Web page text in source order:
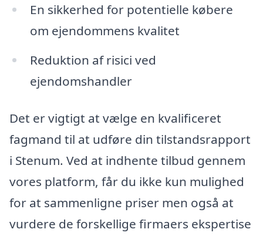
En sikkerhed for potentielle købere
om ejendommens kvalitet
Reduktion af risici ved
ejendomshandler
Det er vigtigt at vælge en kvalificeret
fagmand til at udføre din tilstandsrapport
i Stenum. Ved at indhente tilbud gennem
vores platform, får du ikke kun mulighed
for at sammenligne priser men også at
vurdere de forskellige firmaers ekspertise